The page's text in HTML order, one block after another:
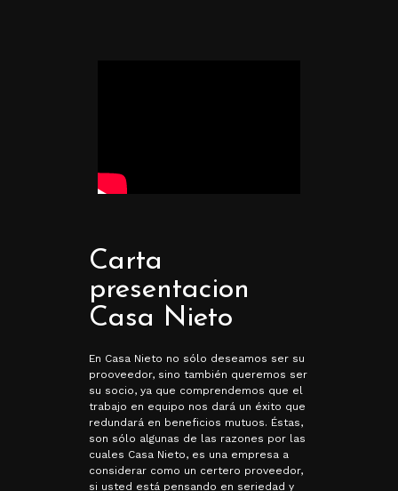
Carta
presentacion
Casa Nieto
En Casa Nieto no sólo deseamos ser su
prooveedor, sino también queremos ser
su socio, ya que comprendemos que el
trabajo en equipo nos dará un éxito que
redundará en beneficios mutuos. Éstas,
son sólo algunas de las razones por las
cuales Casa Nieto, es una empresa a
considerar como un certero proveedor,
si usted está pensando en seriedad y